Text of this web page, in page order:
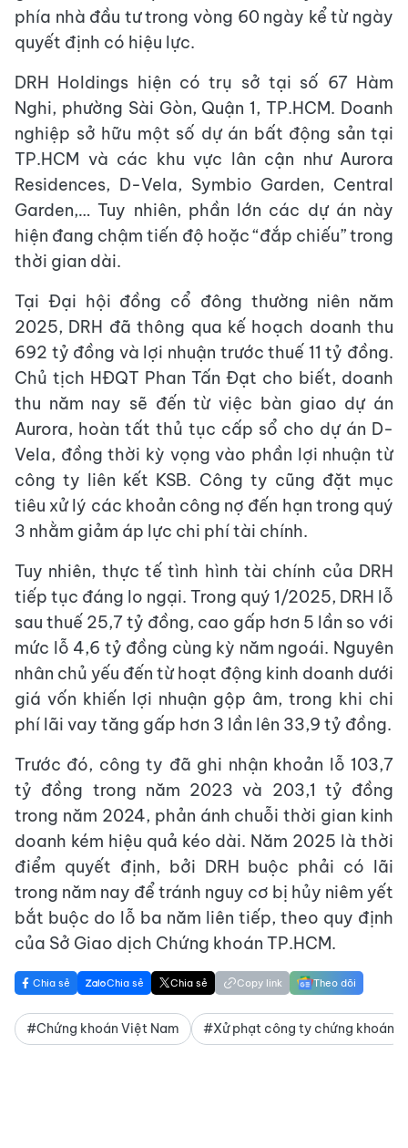
phía nhà đầu tư trong vòng 60 ngày kể từ ngày
quyết định có hiệu lực.
DRH Holdings hiện có trụ sở tại số 67 Hàm
Nghi, phường Sài Gòn, Quận 1, TP.HCM. Doanh
nghiệp sở hữu một số dự án bất động sản tại
TP.HCM và các khu vực lân cận như Aurora
Residences, D-Vela, Symbio Garden, Central
Garden,… Tuy nhiên, phần lớn các dự án này
hiện đang chậm tiến độ hoặc “đắp chiếu” trong
thời gian dài.
Tại Đại hội đồng cổ đông thường niên năm
2025, DRH đã thông qua kế hoạch doanh thu
692 tỷ đồng và lợi nhuận trước thuế 11 tỷ đồng.
Chủ tịch HĐQT Phan Tấn Đạt cho biết, doanh
thu năm nay sẽ đến từ việc bàn giao dự án
Aurora, hoàn tất thủ tục cấp sổ cho dự án D-
Vela, đồng thời kỳ vọng vào phần lợi nhuận từ
công ty liên kết KSB. Công ty cũng đặt mục
tiêu xử lý các khoản công nợ đến hạn trong quý
3 nhằm giảm áp lực chi phí tài chính.
Tuy nhiên, thực tế tình hình tài chính của DRH
tiếp tục đáng lo ngại. Trong quý 1/2025, DRH lỗ
sau thuế 25,7 tỷ đồng, cao gấp hơn 5 lần so với
mức lỗ 4,6 tỷ đồng cùng kỳ năm ngoái. Nguyên
nhân chủ yếu đến từ hoạt động kinh doanh dưới
giá vốn khiến lợi nhuận gộp âm, trong khi chi
phí lãi vay tăng gấp hơn 3 lần lên 33,9 tỷ đồng.
Trước đó, công ty đã ghi nhận khoản lỗ 103,7
tỷ đồng trong năm 2023 và 203,1 tỷ đồng
trong năm 2024, phản ánh chuỗi thời gian kinh
doanh kém hiệu quả kéo dài. Năm 2025 là thời
điểm quyết định, bởi DRH buộc phải có lãi
trong năm nay để tránh nguy cơ bị hủy niêm yết
bắt buộc do lỗ ba năm liên tiếp, theo quy định
của Sở Giao dịch Chứng khoán TP.HCM.
Chia sẻ Chia sẻ Chia sẻ Copy link Theo dõi
#Chứng khoán Việt Nam #Xử phạt công ty chứng khoán